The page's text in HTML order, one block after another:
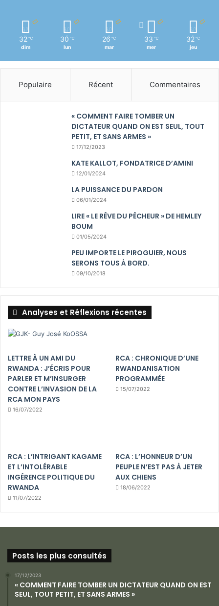
32 ℃
dim
30 ℃
lun
26 ℃
mar
33 ℃
mer
32 ℃
jeu
Populaire Récent Commentaires
« COMMENT FAIRE TOMBER UN
DICTATEUR QUAND ON EST SEUL, TOUT
PETIT, ET SANS ARMES »
17/12/2023
KATE KALLOT, FONDATRICE D’AMINI
12/01/2024
LA PUISSANCE DU PARDON
06/01/2024
LIRE « LE RÊVE DU PÊCHEUR » DE HEMLEY
BOUM
01/05/2024
PEU IMPORTE LE PIROGUIER, NOUS
SERONS TOUS Á BORD.
09/10/2018
Analyses et Réflexions récentes
LETTRE À UN AMI DU
RWANDA : J’ÉCRIS POUR
PARLER ET M’INSURGER
CONTRE L’INVASION DE LA
RCA MON PAYS
16/07/2022
RCA : CHRONIQUE D’UNE
RWANDANISATION
PROGRAMMÉE
15/07/2022
RCA : L’INTRIGANT KAGAME
ET L’INTOLÉRABLE
INGÉRENCE POLITIQUE DU
RWANDA
11/07/2022
RCA : L’HONNEUR D’UN
PEUPLE N’EST PAS À JETER
AUX CHIENS
18/06/2022
Posts les plus consultés
17/12/2023
« COMMENT FAIRE TOMBER UN DICTATEUR QUAND ON EST
SEUL, TOUT PETIT, ET SANS ARMES »